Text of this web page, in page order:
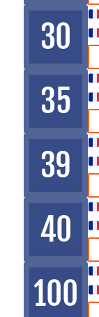
30
35
39
40
100